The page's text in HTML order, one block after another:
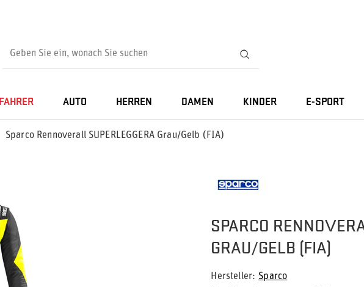
FAHRER AUTO HERREN DAMEN KINDER E-SPORT
Sparco Rennoverall SUPERLEGGERA Grau/Gelb (FIA)
SPARCO
GRAU/GELB (FIA)
Hersteller
Sparco